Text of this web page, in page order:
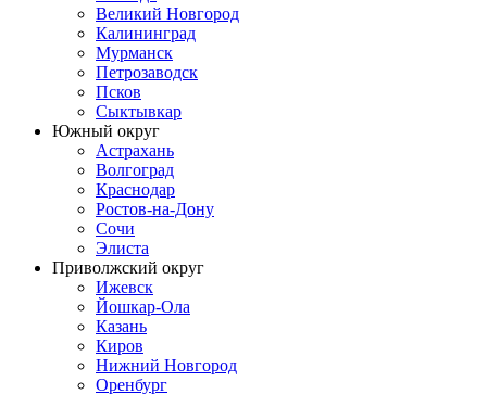
Великий Новгород
Калининград
Мурманск
Петрозаводск
Псков
Сыктывкар
Южный округ
Астрахань
Волгоград
Краснодар
Ростов-на-Дону
Сочи
Элиста
Приволжский округ
Ижевск
Йошкар-Ола
Казань
Киров
Нижний Новгород
Оренбург